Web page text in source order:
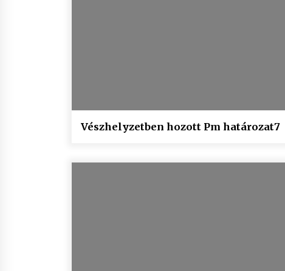
Vészhelyzetben hozott Pm határozat7